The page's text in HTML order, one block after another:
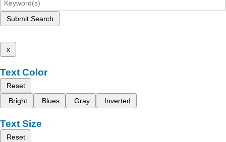
Submit Search
x
Text Color
Reset
Bright
Blues Gray Inverted
Text Size
Reset